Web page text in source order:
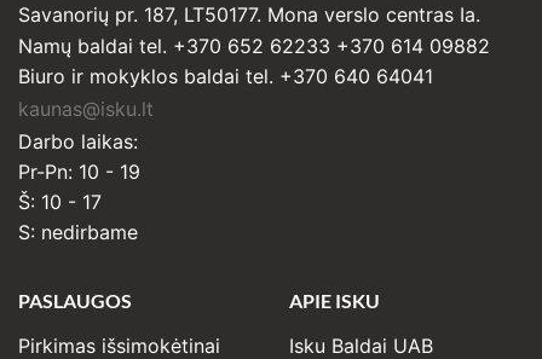
Savanorių pr. 187, LT50177. Mona verslo centras Ia.
Namų baldai tel. +370 652 62233 +370 614 09882
Biuro ir mokyklos baldai tel. +370 640 64041
kaunas@isku.lt
Darbo laikas:
Pr-Pn: 10 - 19
Š: 10 - 17
S: nedirbame
PASLAUGOS
Pirkimas išsimokėtinai
APIE ISKU
Isku Baldai UAB